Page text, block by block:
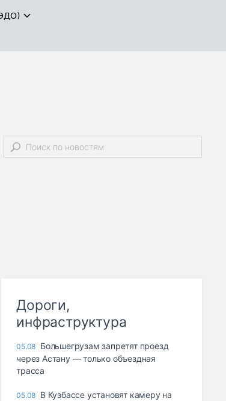
Дороги,
инфраструктура
05.08 Большегрузам запретят проезд
через Астану — только объездная
трасса
05.08 В Кузбассе установят камеру на